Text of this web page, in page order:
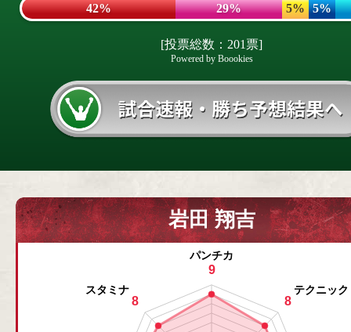
42% 29% 5% 5%
[投票総数：201票]
Powered by Boookies
岩田 翔吉